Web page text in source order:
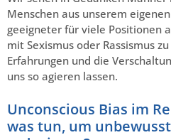
Menschen aus unserem
geeigneter für viele Positionen
mit Sexismus oder Rassismus
Erfahrungen und die
uns so agieren lassen.
Unconscious Bias im
was tun, um